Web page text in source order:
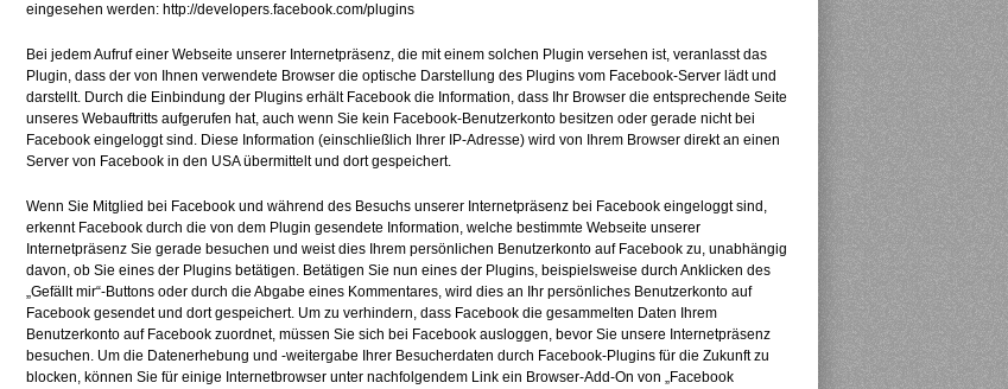
eingesehen werden: http://developers.facebook.com/plugins
Bei jedem Aufruf einer Webseite unserer Internetpräsenz, die mit einem solchen Plugin versehen ist, veranlasst das
Plugin, dass der von Ihnen verwendete Browser die optische Darstellung des Plugins vom Facebook-Server lädt und
darstellt. Durch die Einbindung der Plugins erhält Facebook die Information, dass Ihr Browser die entsprechende Seite
unseres Webauftritts aufgerufen hat, auch wenn Sie kein Facebook-Benutzerkonto besitzen oder gerade nicht bei
Facebook eingeloggt sind. Diese Information (einschließlich Ihrer IP-Adresse) wird von Ihrem Browser direkt an einen
Server von Facebook in den USA übermittelt und dort gespeichert.
Wenn Sie Mitglied bei Facebook und während des Besuchs unserer Internetpräsenz bei Facebook eingeloggt sind,
erkennt Facebook durch die von dem Plugin gesendete Information, welche bestimmte Webseite unserer
Internetpräsenz Sie gerade besuchen und weist dies Ihrem persönlichen Benutzerkonto auf Facebook zu, unabhängig
davon, ob Sie eines der Plugins betätigen. Betätigen Sie nun eines der Plugins, beispielsweise durch Anklicken des
„Gefällt mir“-Buttons oder durch die Abgabe eines Kommentares, wird dies an Ihr persönliches Benutzerkonto auf
Facebook gesendet und dort gespeichert. Um zu verhindern, dass Facebook die gesammelten Daten Ihrem
Benutzerkonto auf Facebook zuordnet, müssen Sie sich bei Facebook ausloggen, bevor Sie unsere Internetpräsenz
besuchen. Um die Datenerhebung und -weitergabe Ihrer Besucherdaten durch Facebook-Plugins für die Zukunft zu
blocken, können Sie für einige Internetbrowser unter nachfolgendem Link ein Browser-Add-On von „Facebook